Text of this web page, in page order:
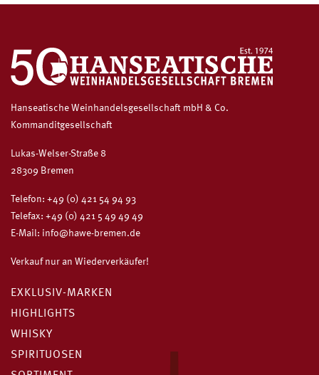
Hanseatische Weinhandelsgesellschaft mbH & Co.
Kommanditgesellschaft
Lukas-Welser-Straße 8
28309 Bremen
Telefon: +49 (0) 421 54 94 93
Telefax: +49 (0) 421 5 49 49 49
E-Mail: info@hawe-bremen.de
Verkauf nur an Wiederverkäufer!
EXKLUSIV-MARKEN
HIGHLIGHTS
WHISKY
SPIRITUOSEN